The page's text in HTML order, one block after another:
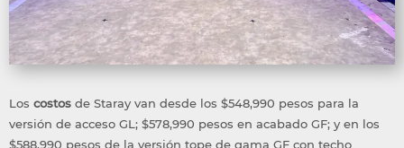
Los costos de Staray van desde los $548,990 pesos para la
versión de acceso GL; $578,990 pesos en acabado GF; y en los
$588,990 pesos de la versión tope de gama GF con techo